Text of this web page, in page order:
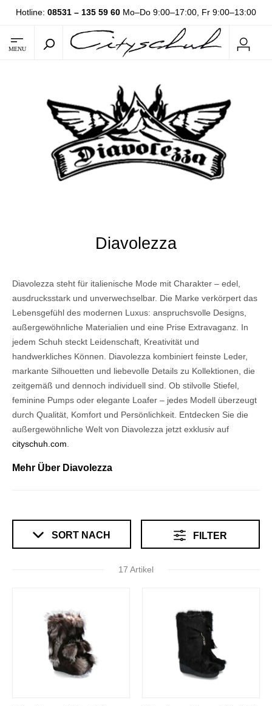
Hotline: 08531 – 135 59 60 Mo–Do 9:00–17:00, Fr 9:00–13:00
MENU
Diavolezza
Diavolezza steht für italienische Mode mit Charakter – edel,
ausdrucksstark und unverwechselbar. Die Marke verkörpert das
Lebensgefühl des modernen Luxus: anspruchsvolle Designs,
außergewöhnliche Materialien und eine Prise Extravaganz. In
jedem Schuh steckt Leidenschaft, Kreativität und
handwerkliches Können. Diavolezza kombiniert feinste Leder,
markante Silhouetten und liebevolle Details zu Kollektionen, die
zeitgemäß und dennoch individuell sind. Ob stilvolle Stiefel,
feminine Pumps oder elegante Loafer – jedes Modell überzeugt
durch Qualität, Komfort und Persönlichkeit. Entdecken Sie die
außergewöhnliche Welt von Diavolezza jetzt exklusiv auf
cityschuh.com
Mehr Über Diavolezza
SORT NACH FILTER
17 Artikel